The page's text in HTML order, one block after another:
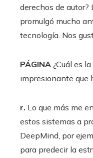
derechos de autor?
promulgó mucho
tecnología. Nos
PÁGINA ¿Cuál es
impresionante que
r. Lo que más me
estos sistemas a
DeepMind, por
para predecir la